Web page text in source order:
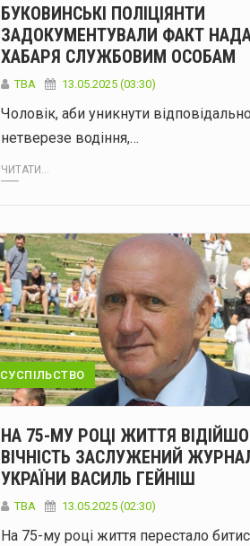
БУКОВИНСЬКІ ПОЛІЦІЯНТИ
ЗАДОКУМЕНТУВАЛИ ФАКТ
ХАБАРЯ СЛУЖБОВИМ ОСОБАМ
ТВА 13.05.2025 (03:30)
Чоловік, аби уникнути
нетверезе водіння,…
ЧИТАТИ...
СУСПІЛЬСТВО
НА 75-МУ РОЦІ ЖИТТЯ
ВІЧНІСТЬ ЗАСЛУЖЕНИЙ
УКРАЇНИ ВАСИЛЬ ГЕЙНІШ
ТВА 13.05.2025 (02:30)
На 75-му році життя перестало